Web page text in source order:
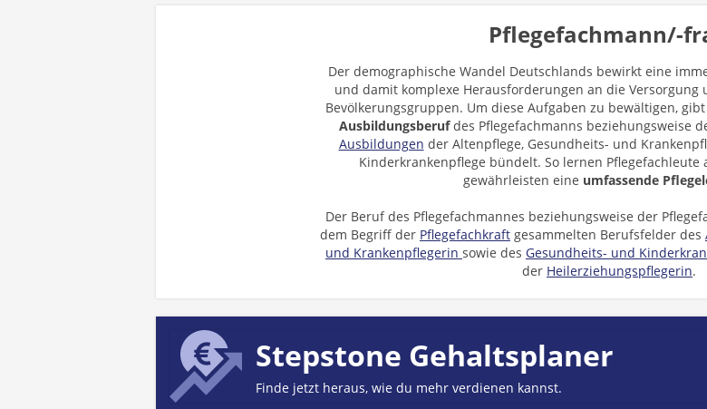
Pflegefachmann/-
Der demographische Wandel Deutschlands bewirkt eine
und damit komplexe Herausforderungen an die Versorgung
Bevölkerungsgruppen. Um diese Aufgaben zu bewältigen,
Ausbildungsberufdes Pflegefachmanns beziehungsweise
Ausbildungen der Altenpflege, Gesundheits- und
Kinderkrankenpflege bündelt. So lernen Pflegefachleute
gewährleisten eine umfassende
Der Beruf des Pflegefachmannes beziehungsweise der
dem Begriff der Pflegefachkraft gesammelten Berufsfelder des
und Krankenpflegerin sowie des Gesundheits- und
der Heilerziehungspflegerin.
Stepstone Gehaltsplaner
Finde jetzt heraus, wie du mehr verdienen kannst.